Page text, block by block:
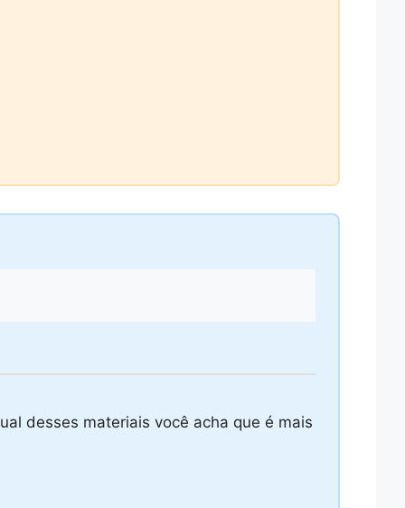
desses materiais você acha que é mais